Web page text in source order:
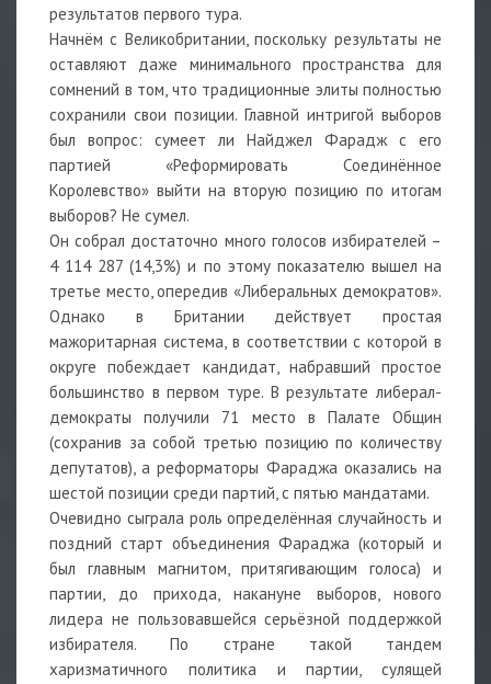
результатов первого тура.
Начнём с Великобритании, поскольку результаты не
оставляют даже минимального пространства для
сомнений в том, что традиционные элиты полностью
сохранили свои позиции. Главной интригой выборов
был вопрос: сумеет ли Найджел Фарадж с его
партией «Реформировать Соединённое
Королевство» выйти на вторую позицию по итогам
выборов? Не сумел.
Он собрал достаточно много голосов избирателей –
4 114 287 (14,3%) и по этому показателю вышел на
третье место, опередив «Либеральных демократов».
Однако в Британии действует простая
мажоритарная система, в соответствии с которой в
округе побеждает кандидат, набравший простое
большинство в первом туре. В результате либерал-
демократы получили 71 место в Палате Общин
(сохранив за собой третью позицию по количеству
депутатов), а реформаторы Фараджа оказались на
шестой позиции среди партий, с пятью мандатами.
Очевидно сыграла роль определённая случайность и
поздний старт объединения Фараджа (который и
был главным магнитом, притягивающим голоса) и
партии, до прихода, накануне выборов, нового
лидера не пользовавшейся серьёзной поддержкой
избирателя. По стране такой тандем
харизматичного политика и партии, сулящей